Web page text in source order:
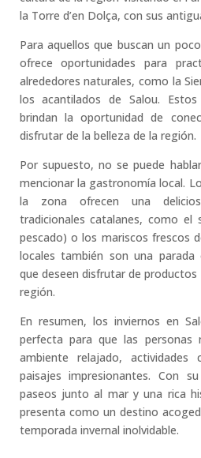
la Torre d’en Dolça, con sus
Para aquellos que buscan un
ofrece oportunidades para
alrededores naturales, como la
los acantilados de Salou. Estos
brindan la oportunidad de
disfrutar de la belleza de la región.
Por supuesto, no se puede
mencionar la gastronomía local.
la zona ofrecen una
tradicionales catalanes, como el
pescado) o los mariscos frescos
locales también son una parada
que deseen disfrutar de
región.
En resumen, los inviernos en
perfecta para que las personas
ambiente relajado, actividades
paisajes impresionantes. Con
paseos junto al mar y una rica
presenta como un destino
temporada invernal inolvidable.